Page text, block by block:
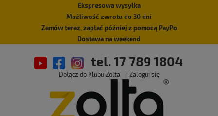
Ekspresowa wysyłka
Możliwość zwrotu do 30 dni
Zamów teraz, zapłać później z pomocą PayPo
Dostawa na weekend
tel. 17 789 1804
Dołącz do Klubu Zolta Zaloguj się